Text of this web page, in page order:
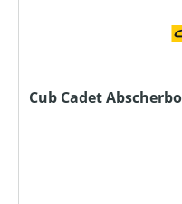
Cub Cadet